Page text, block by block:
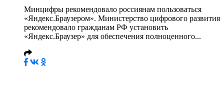
Минцифры рекомендовало россиянам пользоваться
«Яндекс.Браузером». Министерство цифрового развития
рекомендовало гражданам РФ установить
«Яндекс.Браузер» для обеспечения полноценного...